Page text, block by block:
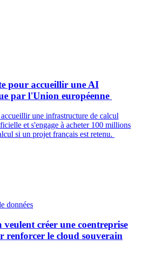
pour accueillir une AI
par l'Union européenne
une infrastructure de calcul
et s'engage à acheter 100 millions
si un projet français est retenu.
données
créer une coentreprise
renforcer le cloud souverain